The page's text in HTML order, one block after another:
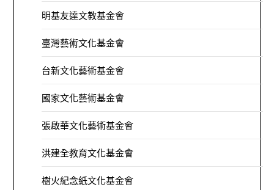
明基友達文教基金會
臺灣藝術文化基金會
台新文化藝術基金會
國家文化藝術基金會
張啟華文化藝術基金會
洪建全教育文化基金會
樹火紀念紙文化基金會